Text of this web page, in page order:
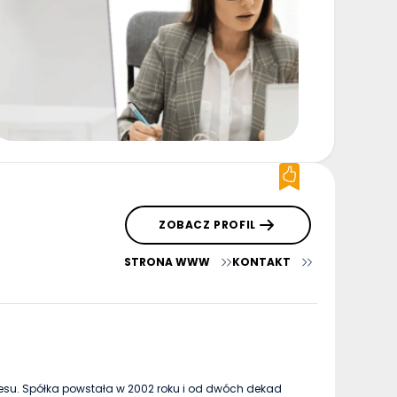
ZOBACZ PROFIL
STRONA WWW KONTAKT
Spółka powstała w 2002 roku i od dwóch dekad